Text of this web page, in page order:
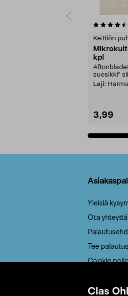
Clas
Keittiön
kpl
suosikki"
Laji:
3,99
Yleisiä
Ota yhteyttä
Tee
Cookie